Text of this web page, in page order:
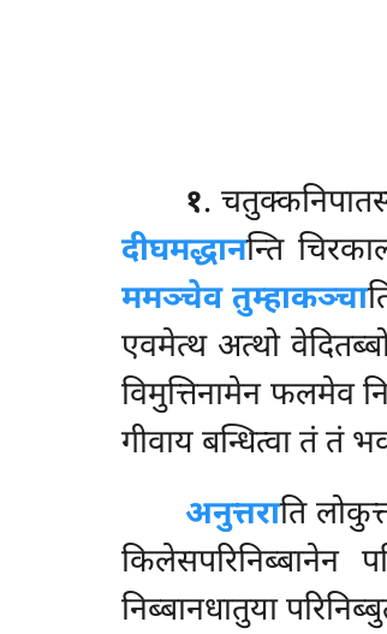
१.
दीघमद्धानन्ति
ममञ्चेव तुम्हाकञ्चा
एवमेत्थ अत्थो
विमुत्तिनामेन फलमेव
गीवाय बन्धित्वा तं तं
अनुत्तराति
किलेसपरिनिब्बानेन
निब्बानधातुया